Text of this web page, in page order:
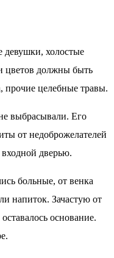
девушки, холостые
цветов должны быть
прочие целебные травы.
выбрасывали. Его
от недоброжелателей
дверью.
больные, от венка
напиток. Зачастую от
основание.